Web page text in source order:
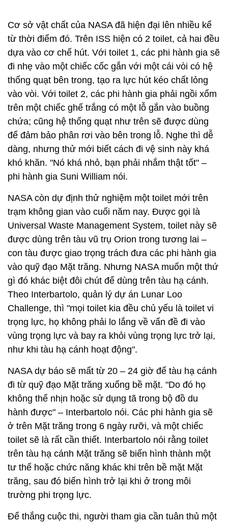
Cơ sở vật chất của NASA đã hiện đại lên nhiều kể
từ thời điểm đó. Trên ISS hiện có 2 toilet, cả hai đều
dựa vào cơ chế hút. Với toilet 1, các phi hành gia sẽ
đi nhẹ vào một chiếc cốc gắn với một cái vòi có hệ
thống quạt bên trong, tạo ra lực hút kéo chất lỏng
vào vòi. Với toilet 2, các phi hành gia phải ngồi xổm
trên một chiếc ghế trắng có một lỗ gắn vào buồng
chứa; cũng hệ thống quạt như trên sẽ được dùng
để đảm bảo phân rơi vào bên trong lỗ. Nghe thì dễ
dàng, nhưng thử mới biết cách đi vệ sinh này khá
khó khăn. "Nó khá nhỏ, bạn phải nhắm thật tốt" –
phi hành gia Suni William nói.
NASA còn dự định thử nghiệm một toilet mới trên
trạm không gian vào cuối năm nay. Được gọi là
Universal Waste Management System, toilet này sẽ
được dùng trên tàu vũ trụ Orion trong tương lai –
con tàu được giao trọng trách đưa các phi hành gia
vào quỹ đạo Mặt trăng. Nhưng NASA muốn một thứ
gì đó khác biệt đôi chút để dùng trên tàu hạ cánh.
Theo Interbartolo, quản lý dự án Lunar Loo
Challenge, thì "mọi toilet kia đều chủ yếu là toilet vi
trọng lực, họ không phải lo lắng về vấn đề đi vào
vùng trọng lực và bay ra khỏi vùng trọng lực trở lại,
như khi tàu hạ cánh hoạt động".
NASA dự báo sẽ mất từ 20 – 24 giờ để tàu hạ cánh
đi từ quỹ đạo Mặt trăng xuống bề mặt. "Do đó họ
không thể nhịn hoặc sử dụng tã trong bộ đồ du
hành được" – Interbartolo nói. Các phi hành gia sẽ
ở trên Mặt trăng trong 6 ngày rưỡi, và một chiếc
toilet sẽ là rất cần thiết. Interbartolo nói rằng toilet
trên tàu hạ cánh Mặt trăng sẽ biến hình thành một
tư thế hoặc chức năng khác khi trên bề mặt Mặt
trăng, sau đó biến hình trở lại khi ở trong môi
trường phi trọng lực.
Để thắng cuộc thi, người tham gia cần tuân thủ một